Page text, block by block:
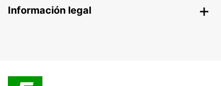
Información legal